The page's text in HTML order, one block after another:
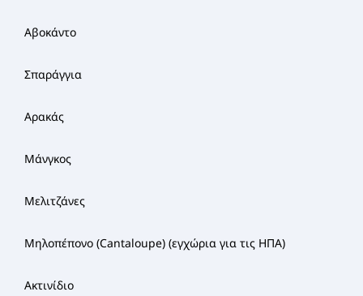
Αβοκάντο
Σπαράγγια
Αρακάς
Μάνγκος
Μελιτζάνες
Μηλοπέπονο (Cantaloupe) (εγχώρια για τις ΗΠΑ)
Ακτινίδιο